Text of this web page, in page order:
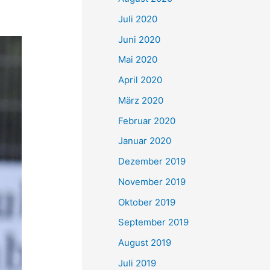
Juli 2020
Juni 2020
Mai 2020
April 2020
März 2020
Februar 2020
Januar 2020
Dezember 2019
November 2019
Oktober 2019
September 2019
August 2019
Juli 2019